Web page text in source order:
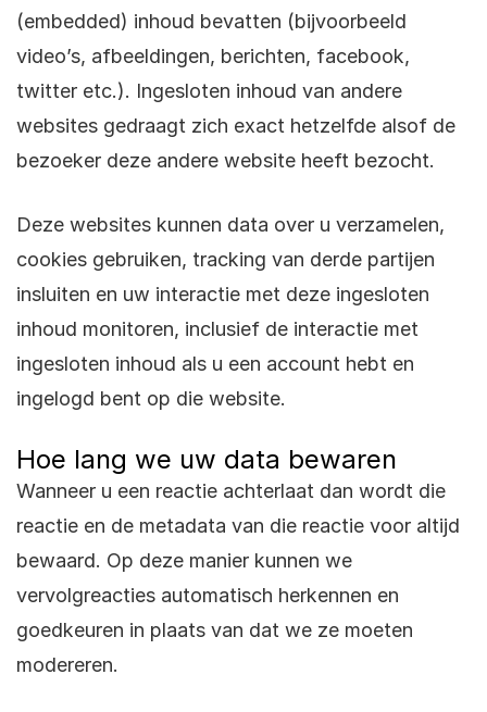
(embedded) inhoud bevatten (bijvoorbeeld
video’s, afbeeldingen, berichten, facebook,
twitter etc.). Ingesloten inhoud van andere
websites gedraagt zich exact hetzelfde alsof de
bezoeker deze andere website heeft bezocht.
Deze websites kunnen data over u verzamelen,
cookies gebruiken, tracking van derde partijen
insluiten en uw interactie met deze ingesloten
inhoud monitoren, inclusief de interactie met
ingesloten inhoud als u een account hebt en
ingelogd bent op die website.
Hoe lang we uw data bewaren
Wanneer u een reactie achterlaat dan wordt die
reactie en de metadata van die reactie voor altijd
bewaard. Op deze manier kunnen we
vervolgreacties automatisch herkennen en
goedkeuren in plaats van dat we ze moeten
modereren.